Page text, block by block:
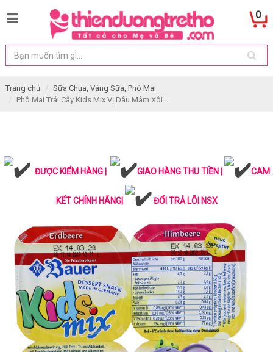
0
Trang chủ
Sữa Chua, Váng Sữa, Phô Mai
Phô Mai Trái Cây Kids Mix Vị Dâu Mâm Xôi...
ĐƯỢC KIỂM HÀNG | GIAO HÀNG THU TIỀN | CAM
KẾT CHÍNH HÃNG| ĐỔI TRẢ LỖI NSX